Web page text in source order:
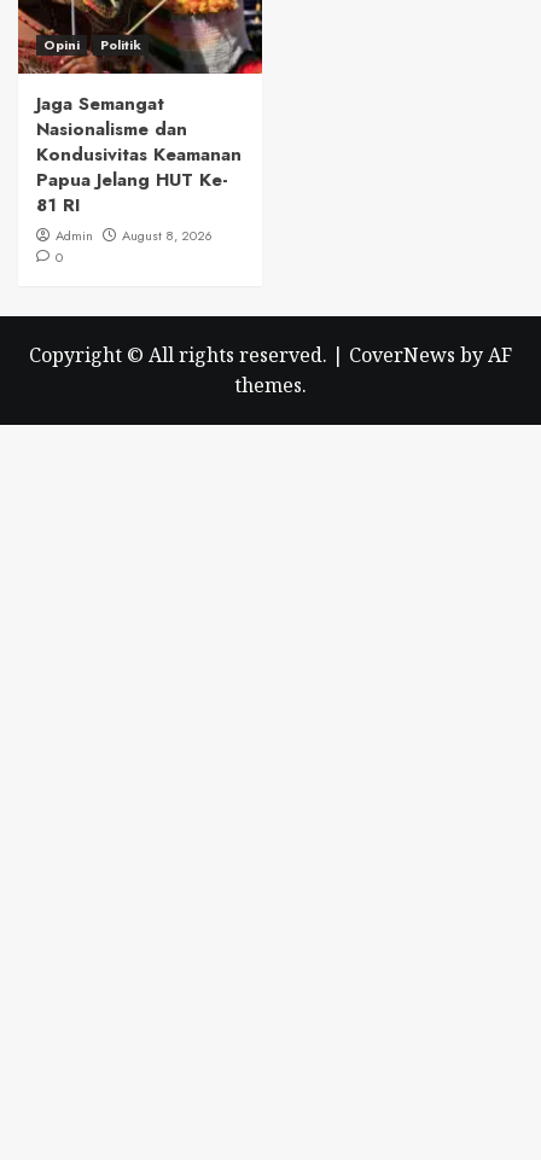
Opini Politik
Jaga Semangat
Nasionalisme dan
Kondusivitas Keamanan
Papua Jelang HUT Ke-
81 RI
Admin
August 8, 2026
0
Copyright © All rights reserved. | CoverNews by AF
themes.